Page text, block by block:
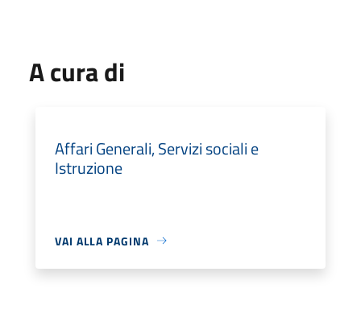
A cura di
Affari Generali, Servizi sociali e
Istruzione
VAI ALLA PAGINA